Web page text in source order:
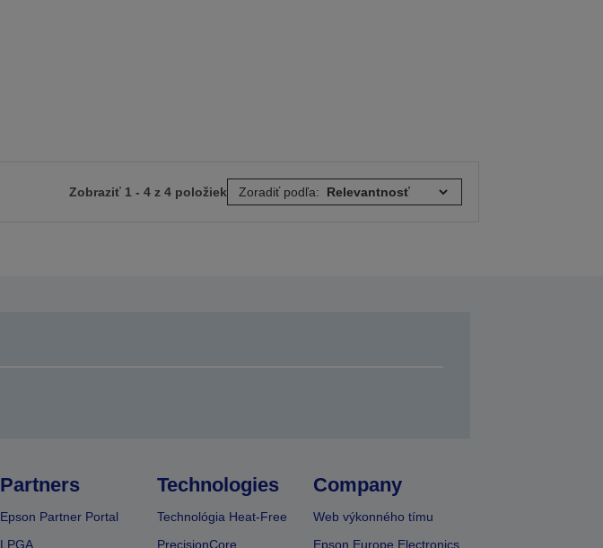
Zobraziť 1 - 4 z 4 položiek Zoradiť podľa:
Partners
Epson Partner Portal
LPGA
Technologies
Technológia Heat-Free
PrecisionCore
Company
Web výkonného tímu
Epson Europe Electronics